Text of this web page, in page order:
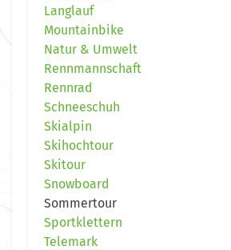
Langlauf
Mountainbike
Natur & Umwelt
Rennmannschaft
Rennrad
Schneeschuh
Skialpin
Skihochtour
Skitour
Snowboard
Sommertour
Sportklettern
Telemark